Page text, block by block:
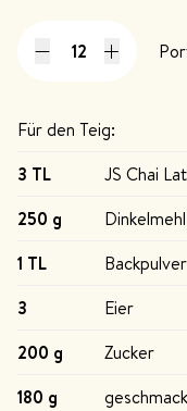
Für den Teig:
3 TL
JS Chai
250 g
Dinkelmehl
1 TL
Backpulver
3
Eier
200 g
Zucker
180 g